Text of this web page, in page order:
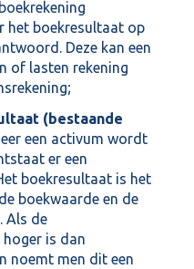
het boekresultaat op
Deze kan een
of lasten rekening
(bestaande
een activum wordt
er een
boekresultaat is het
boekwaarde en de
Als de
is dan
noemt men dit een